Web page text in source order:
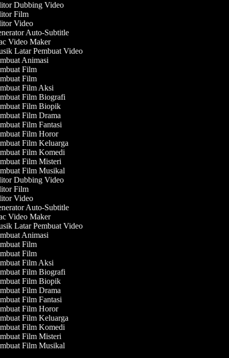
Dubbing Video
Film
Video
Auto-Subtitle
Video Maker
Latar Pembuat Video
Animasi
Film
Film
Film Aksi
Film Biografi
Film Biopik
Film Drama
Film Fantasi
Film Horor
Film Keluarga
Film Komedi
Film Misteri
Film Musikal
Dubbing Video
Film
Video
Auto-Subtitle
Video Maker
Latar Pembuat Video
Animasi
Film
Film
Film Aksi
Film Biografi
Film Biopik
Film Drama
Film Fantasi
Film Horor
Film Keluarga
Film Komedi
Film Misteri
Film Musikal